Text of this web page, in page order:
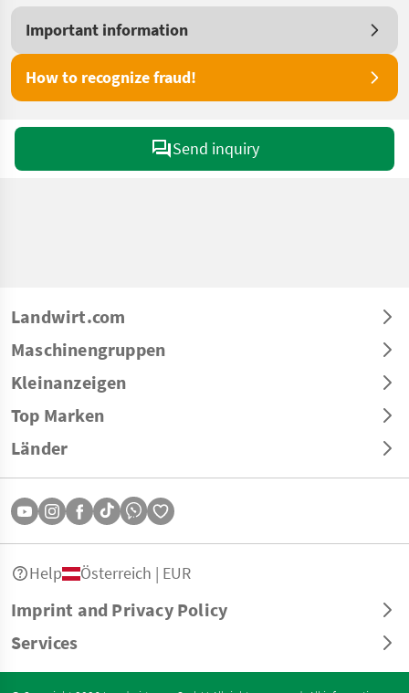
Important information
How to recognize fraud!
Send inquiry
Landwirt.com
Maschinengruppen
Kleinanzeigen
Top Marken
Länder
Imprint and Privacy Policy
Services
Help Österreich | EUR